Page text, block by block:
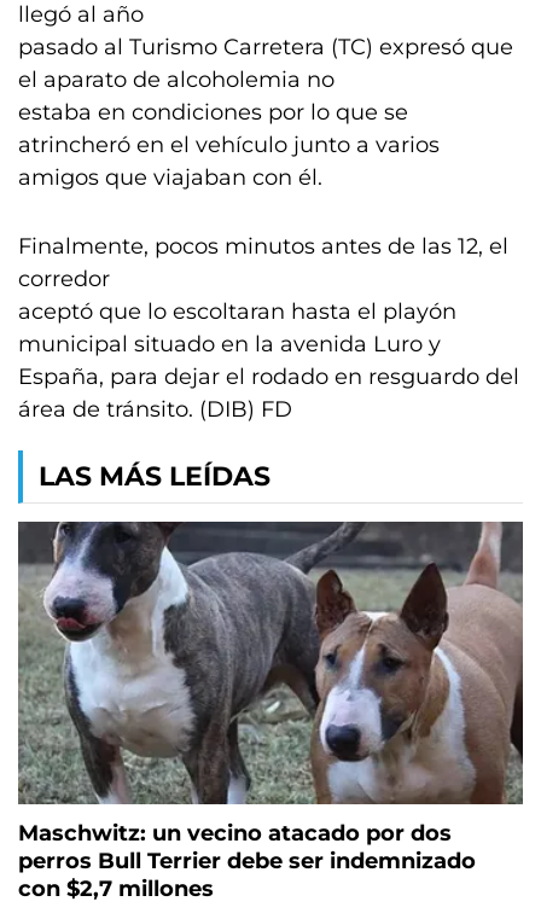
llegó al año
pasado al Turismo Carretera (TC) expresó que
el aparato de alcoholemia no
estaba en condiciones por lo que se
atrincheró en el vehículo junto a varios
amigos que viajaban con él.
Finalmente, pocos minutos antes de las 12, el
corredor
aceptó que lo escoltaran hasta el playón
municipal situado en la avenida Luro y
España, para dejar el rodado en resguardo del
área de tránsito. (DIB) FD
LAS MÁS LEÍDAS
Maschwitz: un vecino atacado por dos
perros Bull Terrier debe ser indemnizado
con $2,7 millones